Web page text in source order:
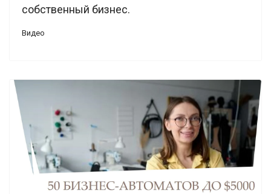
собственный бизнес.
Видео